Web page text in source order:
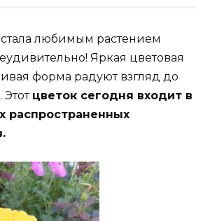
любимым растением
Яркая цветовая
форма радуют взгляд до
Этот цветок сегодня входит в
распространенных